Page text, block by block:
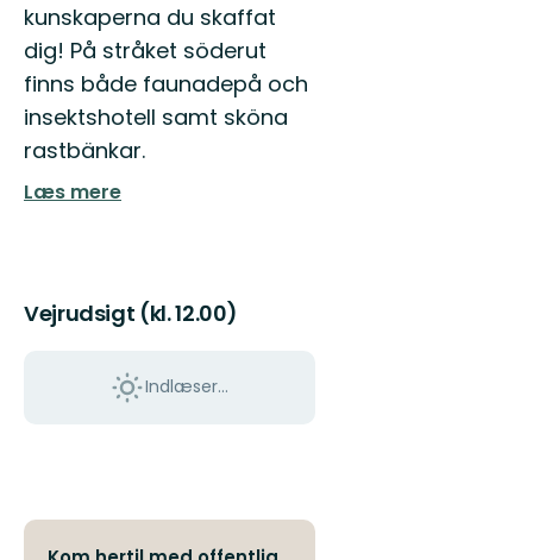
kunskaperna du skaffat
dig! På stråket söderut
finns både faunadepå och
insektshotell samt sköna
rastbänkar.
Læs mere
Vejrudsigt (kl. 12.00)
Indlæser...